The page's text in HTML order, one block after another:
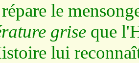
le
griseque
lui